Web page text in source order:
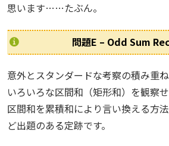
思います……たぶん。
問題E – Odd Sum
意外とスタンダードな考察の積み重ね
いろいろな区間和（矩形和）を観察
区間和を累積和により言い換える方
ど出題のある定跡です。